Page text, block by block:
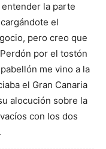
la parte
el
pero creo que
por el tostón
me vino a la
el Gran Canaria
alocución sobre la
con los dos